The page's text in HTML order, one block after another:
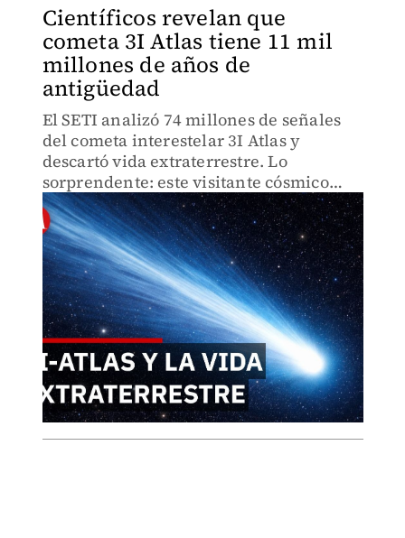
Científicos revelan que
cometa 3I Atlas tiene 11 mil
millones de años de
antigüedad
El SETI analizó 74 millones de señales
del cometa interestelar 3I Atlas y
descartó vida extraterrestre. Lo
sorprendente: este visitante cósmico
tiene 11 mil millones de años, el doble
de antigüedad que nuestro sol.